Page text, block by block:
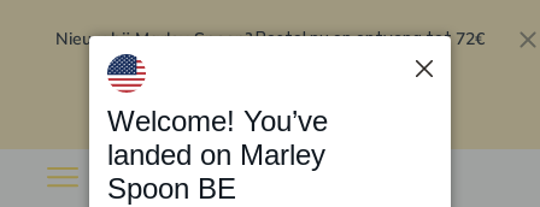
Nieuw bij Marley Spoon?Bestel nu en ontvang tot 72€
Welcome! You’ve
landed on Marley
Spoon BE